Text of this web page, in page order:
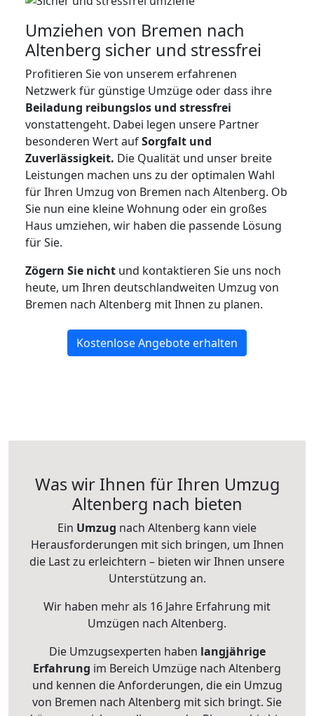
Umziehen von Bremen nach
Altenberg sicher und stressfrei
Profitieren Sie von unserem erfahrenen
Netzwerk für günstige Umzüge oder dass ihre
Beiladung reibungslos und stressfrei
vonstattengeht. Dabei legen unsere Partner
besonderen Wert aufSorgfalt und
Zuverlässigkeit. Die Qualität und unser breite
Leistungen machen uns zu der optimalen Wahl
für Ihren Umzug von Bremen nach Altenberg. Ob
Sie nun eine kleine Wohnung oder ein großes
Haus umziehen, wir haben die passende Lösung
für Sie.
Zögern Sie nicht und kontaktieren Sie uns noch
heute, um Ihren deutschlandweiten Umzug von
Bremen nach Altenberg mit Ihnen zu planen.
Kostenlose Angebote erhalten
Was wir Ihnen für Ihren Umzug
Altenberg nach bieten
Ein Umzug nach Altenberg kann viele
Herausforderungen mit sich bringen, um Ihnen
die Last zu erleichtern – bieten wir Ihnen unsere
Unterstützung an.
Wir haben mehr als 16 Jahre Erfahrung mit
Umzügen nach Altenberg.
Die Umzugsexperten haben langjährige
Erfahrung im Bereich Umzüge nach Altenberg
und kennen die Anforderungen, die ein Umzug
von Bremen nach Altenberg mit sich bringt. Sie